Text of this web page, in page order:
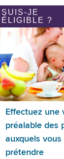
SUIS-JE
ÉLIGIBLE ?
Effectuez une
préalable des
auxquels vous
prétendre